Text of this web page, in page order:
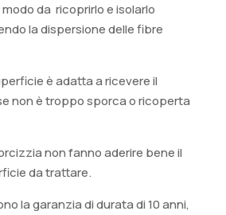
da ricoprirlo e isolarlo
la dispersione delle fibre
è adatta a ricevere il
non è troppo sporca o ricoperta
non fanno aderire bene il
da trattare.
la garanzia di durata di 10 anni,